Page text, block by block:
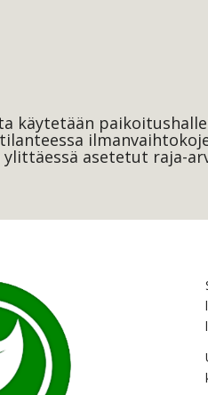
käytetään
asetetut raja-